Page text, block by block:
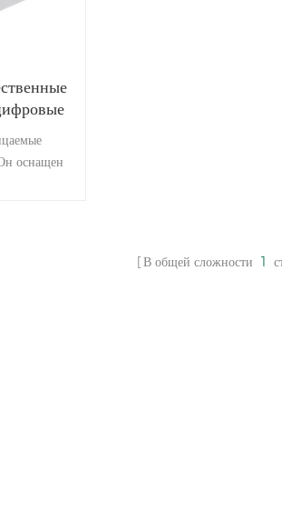
оснащен
В общей сложности 1